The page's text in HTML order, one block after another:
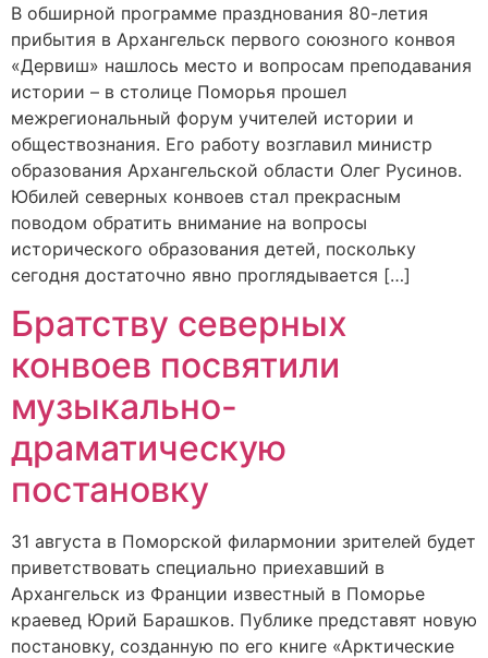
В обширной программе празднования 80-летия
прибытия в Архангельск первого союзного конвоя
«Дервиш» нашлось место и вопросам преподавания
истории – в столице Поморья прошел
межрегиональный форум учителей истории и
обществознания. Его работу возглавил министр
образования Архангельской области Олег Русинов.
Юбилей северных конвоев стал прекрасным
поводом обратить внимание на вопросы
исторического образования детей, поскольку
сегодня достаточно явно проглядывается […]
Братству северных
конвоев посвятили
музыкально-
драматическую
постановку
31 августа в Поморской филармонии зрителей будет
приветствовать специально приехавший в
Архангельск из Франции известный в Поморье
краевед Юрий Барашков. Публике представят новую
постановку, созданную по его книге «Арктические